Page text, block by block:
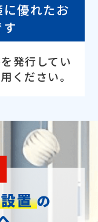
優れたお
発行してい
ください。
置の